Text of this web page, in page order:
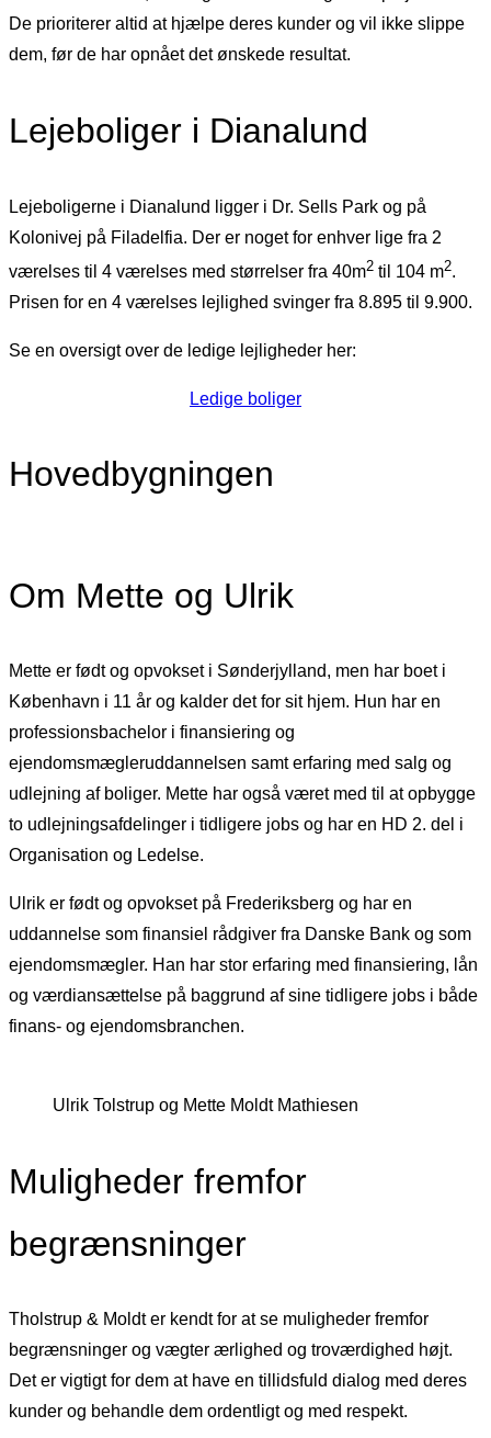
De prioriterer altid at hjælpe deres kunder og vil ikke slippe
dem, før de har opnået det ønskede resultat.
Lejeboliger i Dianalund
Lejeboligerne i Dianalund ligger i Dr. Sells Park og på
Kolonivej på Filadelfia. Der er noget for enhver lige fra 2
værelses til 4 værelses med størrelser fra 40m2 til 104 m2.
Prisen for en 4 værelses lejlighed svinger fra 8.895 til 9.900.
Se en oversigt over de ledige lejligheder her:
Ledige boliger
Hovedbygningen
Om Mette og Ulrik
Mette er født og opvokset i Sønderjylland, men har boet i
København i 11 år og kalder det for sit hjem. Hun har en
professionsbachelor i finansiering og
ejendomsmægleruddannelsen samt erfaring med salg og
udlejning af boliger. Mette har også været med til at opbygge
to udlejningsafdelinger i tidligere jobs og har en HD 2. del i
Organisation og Ledelse.
Ulrik er født og opvokset på Frederiksberg og har en
uddannelse som finansiel rådgiver fra Danske Bank og som
ejendomsmægler. Han har stor erfaring med finansiering, lån
og værdiansættelse på baggrund af sine tidligere jobs i både
finans- og ejendomsbranchen.
Ulrik Tolstrup og Mette Moldt Mathiesen
Muligheder fremfor
begrænsninger
Tholstrup & Moldt er kendt for at se muligheder fremfor
begrænsninger og vægter ærlighed og troværdighed højt.
Det er vigtigt for dem at have en tillidsfuld dialog med deres
kunder og behandle dem ordentligt og med respekt.